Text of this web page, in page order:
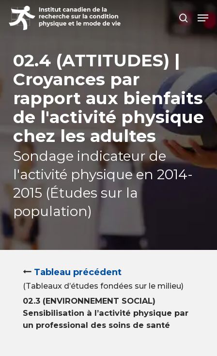
Skip
content
search
02.4 (ATTITUDES) |
Croyances par
rapport aux bienfaits
de l'activité physique
chez les adultes
Sondage indicateur de
l'activité physique en 2014-
2015 (Études sur la
population)
Tableau précédent
(Tableaux d’études fondées sur le milieu)
02.3 (ENVIRONNEMENT SOCIAL)
Sensibilisation à l’activité physique par
un professional des soins de santé
Close